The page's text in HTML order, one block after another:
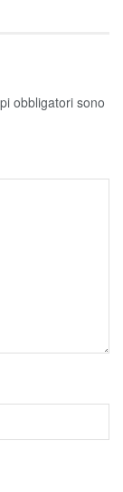
obbligatori sono